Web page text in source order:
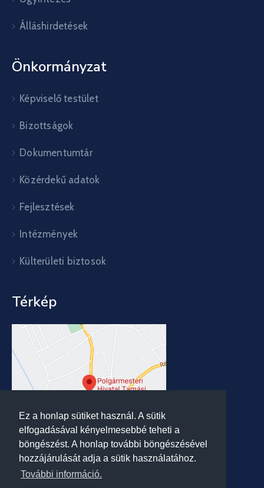
Ez a honlap sütiket használ. A sütik
elfogadásával kényelmesebbé teheti a
böngészést. A honlap további böngészésével
hozzájárulását adja a sütik használatához.
További információ.
Álláshirdetések
Önkormányzat
Képviselő testület
Bizottságok
Dokumentumtár
Közérdekű adatok
Fejlesztések
Intézmények
Külterületi biztosok
Térkép